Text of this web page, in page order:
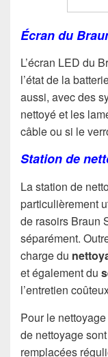
Écran du
L’écran LED du
l’état de la
aussi, avec des
nettoyé et les
câble ou si le
Station de
La station de
particulièrement
de rasoirs Braun
séparément.
charge du
et également du
l’entretien
Pour le
de nettoyage
remplacées